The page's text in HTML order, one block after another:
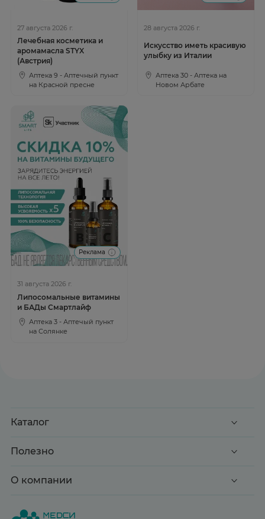
27 августа 2026 г.
Лечебная косметика и
аромамасла STYX
(Австрия)
Аптека 9 - Аптечный пункт
на Красной пресне
28 августа 2026 г.
Искусство иметь красивую
улыбку из Италии
Аптека 30 - Аптека на
Новом Арбате
Реклама
31 августа 2026 г.
Липосомальные витамины
и БАДы Смартлайф
Аптека 3 - Аптечый пункт
на Солянке
Каталог
Акции
Здоровье
Полезно
Доставка и оплата
Статьи и новости
О компании